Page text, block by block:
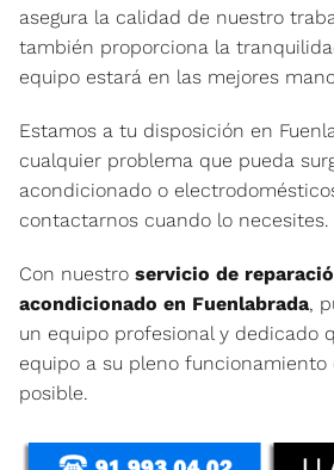
asegura la calidad de nuestro
también proporciona la
equipo estará en las mejores
Estamos a tu disposición en
cualquier problema que pueda
acondicionado o
contactarnos cuando lo necesites.
Con nuestro servicio de
acondicionado en Fuenlabrada,
un equipo profesional y dedicado
equipo a su pleno
posible.